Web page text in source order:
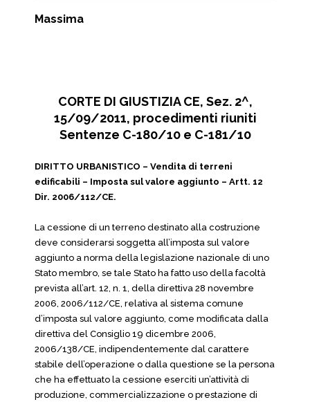
Massima
CORTE DI GIUSTIZIA CE, Sez. 2^,
15/09/2011, procedimenti riuniti
Sentenze C-180/10 e C-181/10
DIRITTO URBANISTICO – Vendita di terreni
edificabili – Imposta sul valore aggiunto – Artt. 12
Dir. 2006/112/CE.
La cessione di un terreno destinato alla costruzione
deve considerarsi soggetta all’imposta sul valore
aggiunto a norma della legislazione nazionale di uno
Stato membro, se tale Stato ha fatto uso della facoltà
prevista all’art. 12, n. 1, della direttiva 28 novembre
2006, 2006/112/CE, relativa al sistema comune
d’imposta sul valore aggiunto, come modificata dalla
direttiva del Consiglio 19 dicembre 2006,
2006/138/CE, indipendentemente dal carattere
stabile dell’operazione o dalla questione se la persona
che ha effettuato la cessione eserciti un’attività di
produzione, commercializzazione o prestazione di